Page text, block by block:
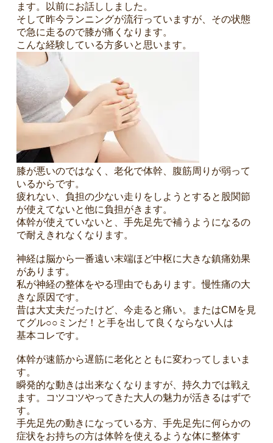
ます。以前にお話ししました。
そして昨今ランニングが流行っていますが、その状態
で急に走るので膝が痛くなります。
こんな経験している方多いと思います。
膝が悪いのではなく、老化で体幹、腹筋周りが弱って
いるからです。
疲れない、負担の少ない走りをしようとすると股関節
が使えてないと他に負担がきます。
体幹が使えていないと、手先足先で補うようになるの
で耐えきれなくなります。
神経は脳から一番遠い末端ほど中枢に大きな鎮痛効果
があります。
私が神経の整体をやる理由でもあります。慢性痛の大
きな原因です。
昔は大丈夫だったけど、今走ると痛い。またはCMを見
てグル○○ミンだ！と手を出して良くならない人は
基本コレです。
体幹が速筋から遅筋に老化とともに変わってしまいま
す。
瞬発的な動きは出来なくなりますが、持久力では戦え
ます。コツコツやってきた大人の魅力が活きるはずで
す。
手先足先の動きになっている方、手先足先に何らかの
症状をお持ちの方は体幹を使えるような体に整体す